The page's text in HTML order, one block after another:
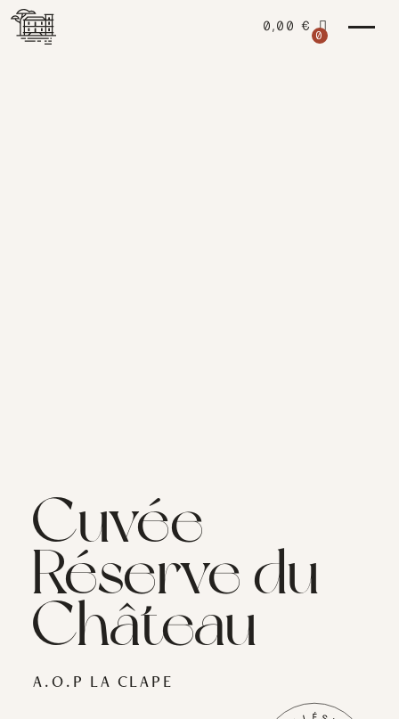
0,00 €
0
Cuvée
Réserve du
Château
A.O.P LA CLAPE